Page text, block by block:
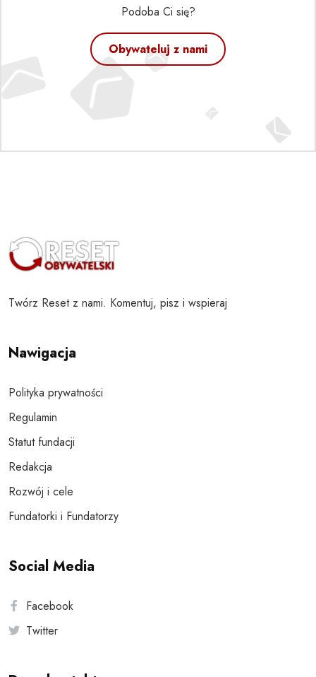
Podoba Ci się?
Obywateluj z nami
Twórz Reset z nami. Komentuj, pisz i wspieraj
Nawigacja
Polityka prywatności
Regulamin
Statut fundacji
Redakcja
Rozwój i cele
Fundatorki i Fundatorzy
Social Media
Facebook
Twitter